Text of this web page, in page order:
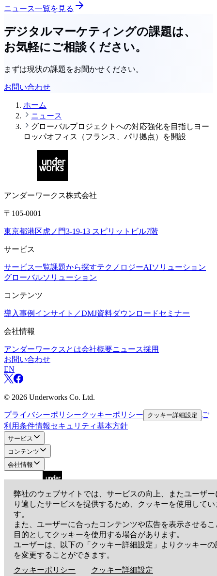
ニュース一覧を見る
デジタルマーケティングの課題は、
お気軽にご相談ください。
まずは現状の課題をお聞かせください。
お問い合わせ
ホーム
ニュース
グローバルプロジェクトへの対応強化を目指しヨー
ロッパオフィス（フランス、パリ拠点）を開設
アンダーワークス株式会社
〒105-0001
東京都港区虎ノ門3-19-13 スピリットビル7階
サービス
サービス一覧課題から探すテクノロジーAIソリューション
グローバルソリューション
コンテンツ
導入事例 インサイト／DMJ資料ダウンロードセミナー
会社情報
アンダーワークスとは会社概要ニュース採用
お問い合わせ
EN
© 2026 Underworks Co. Ltd.
プライバシーポリシークッキーポリシー クッキー詳細設定
ご
利用条件情報セキュリティ基本方針
サービス
コンテンツ
会社情報
アンダーワークス株式会社
〒105-0001 東京都港区虎ノ門3-19-13 スピリットビル7階
弊社のウェブサイトでは、サービスの向上、またユーザー
り適したサービスを提供するため、クッキーを使用してい
す。
また、ユーザーに合ったコンテンツや広告を表示させるこ
目的としてクッキーを使用する場合があります。
ユーザーは、以下の「クッキー詳細設定」よりクッキーの
を変更することができます。
クッキーポリシー
クッキー詳細設定